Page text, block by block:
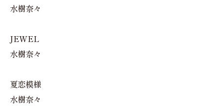
水樹奈々
JEWEL
水樹奈々
夏恋模様
水樹奈々